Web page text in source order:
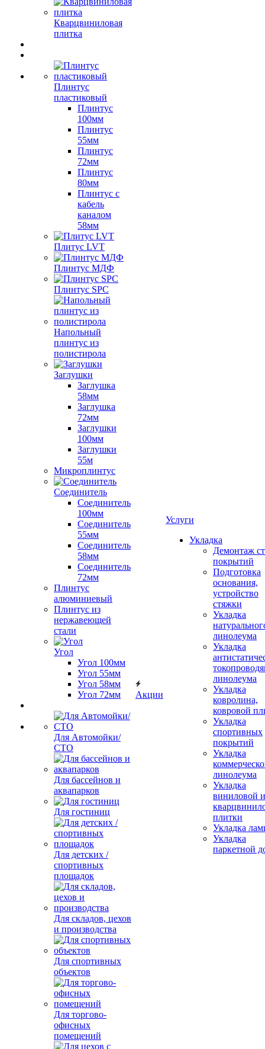
Кварцвиниловая
плитка
Плинтус
пластиковый
Плинтус
100мм
Плинтус
55мм
Плинтус
72мм
Плинтус
80мм
Плинтус с
кабель
каналом
58мм
Плитус LVT
Плинтус МДФ
Плинтус SPC
Напольный
плинтус из
полистирола
Заглушки
Заглушка
58мм
Заглушка
72мм
Заглушки
100мм
Заглушки
55м
Микроплинтус
Соединитель
Соединитель
100мм
Соединитель
55мм
Соединитель
58мм
Соединитель
72мм
Плинтус
алюминиевый
Плинтус из
нержавеющей
стали
Угол
Угол 100мм
Угол 55мм
Угол 58мм
Угол 72мм
Для Автомойки/
СТО
Для бассейнов и
аквапарков
Для гостиниц
Для детских /
спортивных
площадок
Для складов, цехов
и производства
Для спортивных
объектов
Для торгово-
офисных
помещений
Акции
Услуги
Укладка
Демонтаж
покрытий
Подготовка
основания,
устройство
стяжки
Укладка
линолеума
Укладка
линолеума
Укладка
ковролина,
ковровой
Укладка
спортивных
покрытий
Укладка
линолеума
Укладка
виниловой и
плитки
Укладка
Укладка
паркетной